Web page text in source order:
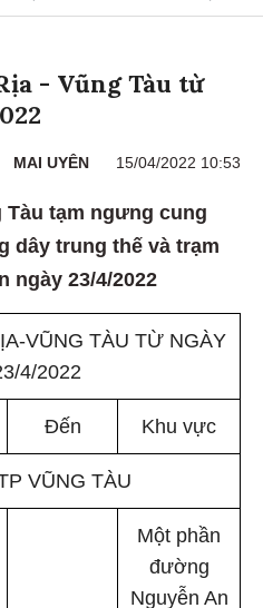
- Vũng Tàu từ
MAI UYÊN 15/04/2022 10:53
tạm ngưng cung
dây trung thế và trạm
ngày 23/4/2022
VŨNG TÀU TỪ NGÀY
4/2022
Đến Khu vực
VŨNG TÀU
Một phần
đường
Nguyễn An